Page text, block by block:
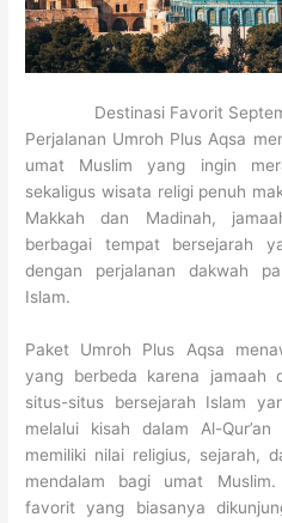
Destinasi Favorit
Perjalanan Umroh Plus Aqsa
umat Muslim yang ingin
sekaligus wisata religi penuh
Makkah dan Madinah,
berbagai tempat bersejarah
dengan perjalanan dakwah
Islam.
Paket Umroh Plus Aqsa
yang berbeda karena jamaah
situs-situs bersejarah Islam
melalui kisah dalam Al-
memiliki nilai religius, sejarah,
mendalam bagi umat
favorit yang biasanya